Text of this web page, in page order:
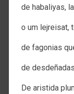
de habaliyas,
o um lejreisat,
de fagonias
de
De aristida